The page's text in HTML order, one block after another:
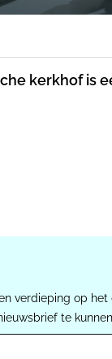
kerkhof is
verdieping op
te